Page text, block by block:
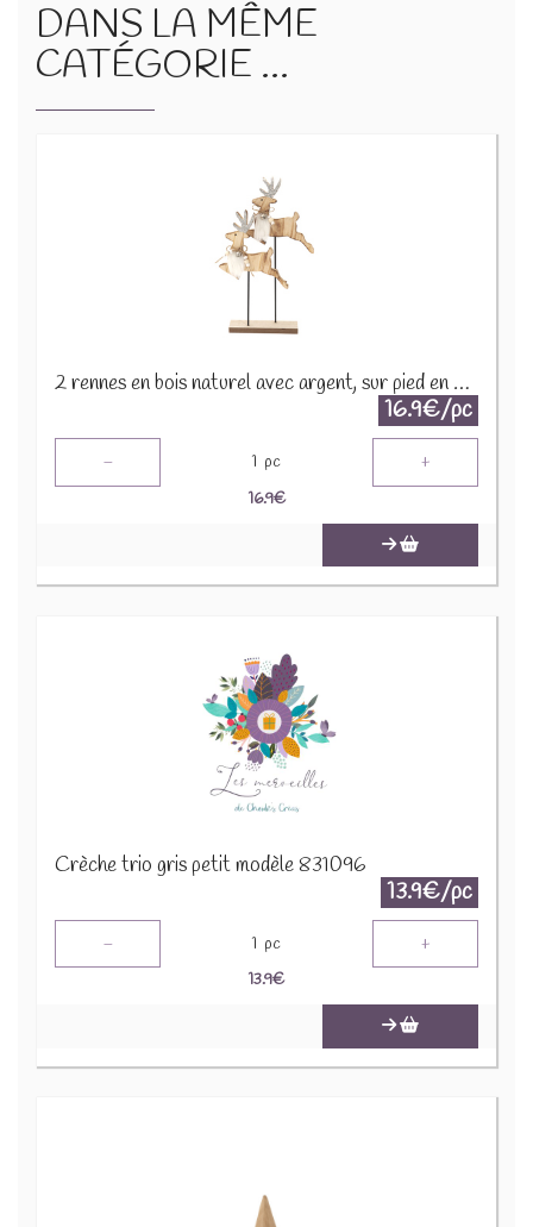
DANS LA MÊME
CATÉGORIE ...
2 rennes en bois naturel avec argent, sur pied en bois H 33,5 2653-B
16.9€/pc
- 1 pc +
16.9€
Crèche trio gris petit modèle 831096
13.9€/pc
- 1 pc +
13.9€